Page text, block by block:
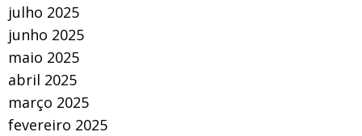
julho 2025
junho 2025
maio 2025
abril 2025
março 2025
fevereiro 2025